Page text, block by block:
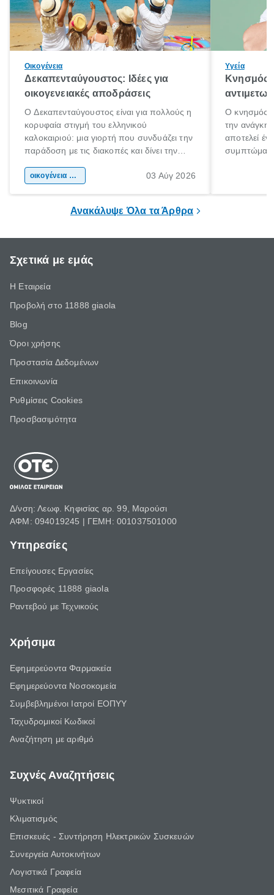
Οικογένεια
Δεκαπενταύγουστος: Ιδέες για
οικογενειακές αποδράσεις
Ο Δεκαπενταύγουστος είναι για πολλούς η
κορυφαία στιγμή του ελληνικού
καλοκαιριού: μια γιορτή που συνδυάζει την
παράδοση με τις διακοπές και δίνει την
χώρας. Είτε πρόκειται για λίγες μέρες
οικογένεια & παιδί 03 Αύγ 2026
Υγεία
Κνησμός:
Ο κνησμός
την ανάγκη
αποτελεί
Ανακάλυψε Όλα τα Άρθρα
Σχετικά με εμάς
Η Εταιρεία
Προβολή στο 11888 giaola
Blog
Όροι χρήσης
Προστασία Δεδομένων
Επικοινωνία
Ρυθμίσεις Cookies
Προσβασιμότητα
Δ/νση: Λεωφ. Κηφισίας αρ. 99, Μαρούσι
ΑΦΜ: 094019245 | ΓΕΜΗ: 001037501000
Υπηρεσίες
Επείγουσες Εργασίες
Προσφορές 11888 giaola
Ραντεβού με Τεχνικούς
Χρήσιμα
Εφημερεύοντα Φαρμακεία
Εφημερεύοντα Νοσοκομεία
Συμβεβλημένοι Ιατροί ΕΟΠΥΥ
Ταχυδρομικοί Κωδικοί
Αναζήτηση με αριθμό
Συχνές Αναζητήσεις
Ψυκτικοί
Κλιματισμός
Επισκευές - Συντήρηση Ηλεκτρικών Συσκευών
Συνεργεία Αυτοκινήτων
Λογιστικά Γραφεία
Μεσιτικά Γραφεία